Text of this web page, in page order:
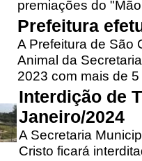
premiações do
Prefeitura
A Prefeitura de São
Animal da
2023 com mais de 5
Interdição de
Janeiro/2024
A Secretaria
Cristo ficará